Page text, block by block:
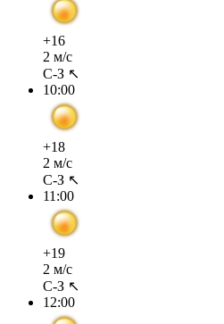
+16
2 м/с
С-З ↖
10:00
+18
2 м/с
С-З ↖
11:00
+19
2 м/с
С-З ↖
12:00